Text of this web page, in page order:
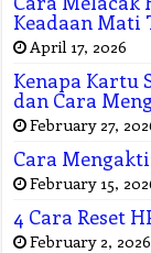
Keadaan Mati
April 17, 2026
Kenapa Kartu
dan Cara
February 27,
Cara
February 15,
4 Cara Reset
February 2, 2026